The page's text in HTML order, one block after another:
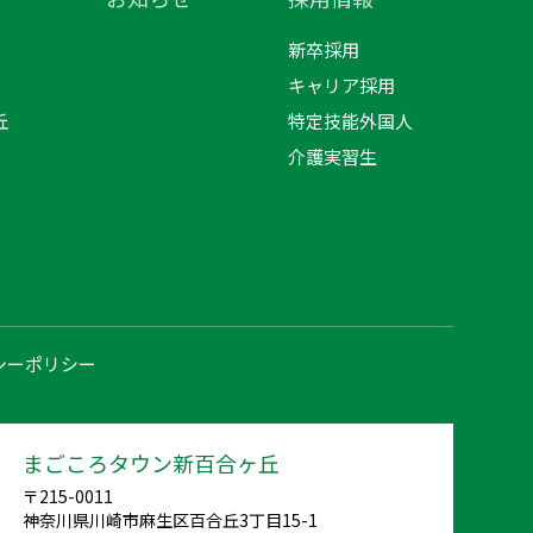
新卒採用
キャリア採用
特定技能外国人
介護実習生
ーポリシー
まごころタウン新百合ヶ丘
〒215-0011
神奈川県川崎市麻生区百合丘3丁目15-1